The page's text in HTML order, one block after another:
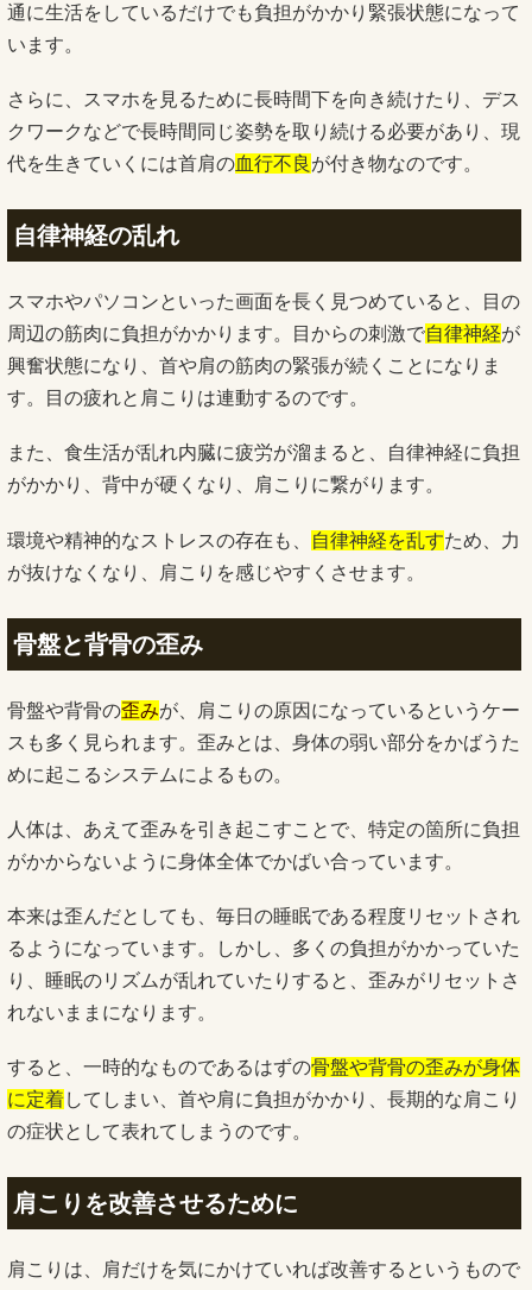
通に生活をしているだけでも負担がかかり緊張状態になって
います。
さらに、スマホを見るために長時間下を向き続けたり、デス
クワークなどで長時間同じ姿勢を取り続ける必要があり、現
代を生きていくには首肩の血行不良 が付き物なのです。
自律神経の乱れ
スマホやパソコンといった画面を長く見つめていると、目の
周辺の筋肉に負担がかかります。目からの刺激で自律神経が
興奮状態になり、首や肩の筋肉の緊張が続くことになりま
す。目の疲れと肩こりは連動するのです。
また、食生活が乱れ内臓に疲労が溜まると、自律神経に負担
がかかり、背中が硬くなり、肩こりに繋がります。
環境や精神的なストレスの存在も、 自律神経を乱すため、力
が抜けなくなり、肩こりを感じやすくさせます。
骨盤と背骨の歪み
骨盤や背骨の歪みが、肩こりの原因になっているというケー
スも多く見られます。歪みとは、身体の弱い部分をかばうた
めに起こるシステムによるもの。
人体は、あえて歪みを引き起こすことで、特定の箇所に負担
がかからないように身体全体でかばい合っています。
本来は歪んだとしても、毎日の睡眠である程度リセットされ
るようになっています。しかし、多くの負担がかかっていた
り、睡眠のリズムが乱れていたりすると、歪みがリセットさ
れないままになります。
すると、一時的なものであるはずの骨盤や背骨の歪みが身体
に定着してしまい、首や肩に負担がかかり、長期的な肩こり
の症状として表れてしまうのです。
肩こりを改善させるために
肩こりは、肩だけを気にかけていれば改善するというもので